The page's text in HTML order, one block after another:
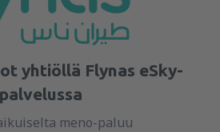
yhtiöllä Flynas eSky-
palvelussa
meno-paluu